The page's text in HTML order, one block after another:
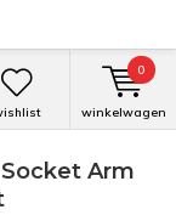
winkelwagen
0
Arm